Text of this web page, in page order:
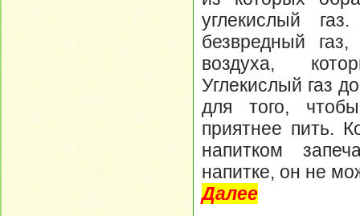
углекислый
безвредный
воздуха,
Углекислый газ
для того,
приятнее пить.
напитком
напитке, он не
Далее